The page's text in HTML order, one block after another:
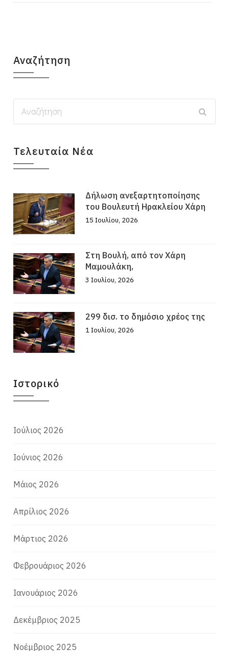
Αναζήτηση
Τελευταία Νέα
Δήλωση ανεξαρτητοποίησης
του Βουλευτή Ηρακλείου Χάρη
15 Ιουλίου, 2026
Στη Βουλή, από τον Χάρη
Μαμουλάκη,
3 Ιουλίου, 2026
299 δισ. το δημόσιο χρέος της
1 Ιουλίου, 2026
Ιστορικό
Ιούλιος 2026
Ιούνιος 2026
Μάιος 2026
Απρίλιος 2026
Μάρτιος 2026
Φεβρουάριος 2026
Ιανουάριος 2026
Δεκέμβριος 2025
Νοέμβριος 2025